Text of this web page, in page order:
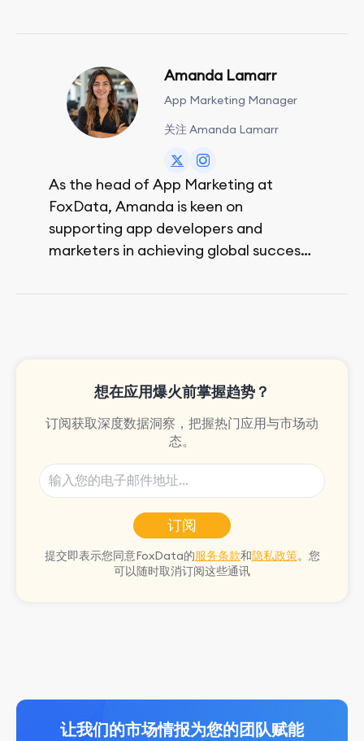
Amanda Lamarr
App Marketing Manager
关注 Amanda Lamarr
As the head of App Marketing at
FoxData, Amanda is keen on
supporting app developers and
marketers in achieving global success,
想在应用爆火前掌握趋势？
订阅获取深度数据洞察，把握热门应用与市场动
态。
订阅
提交即表示您同意FoxData的服务条款和隐私政策。您
可以随时取消订阅这些通讯
让我们的市场情报为您的团队赋能